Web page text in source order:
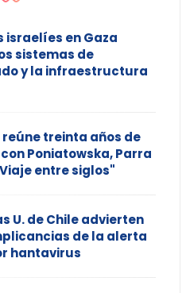
israelíes en Gaza
sistemas de
y la infraestructura
reúne treinta años de
Poniatowska, Parra
entre siglos"
U. de Chile advierten
de la alerta
hantavirus